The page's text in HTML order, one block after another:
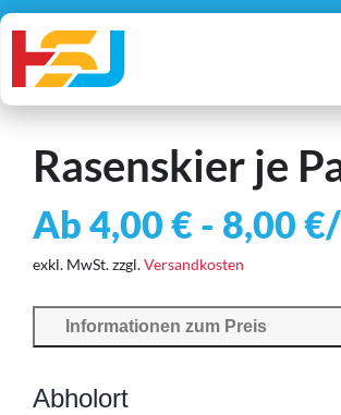
Zum
Inhalt
springen
Autos
Geräte
Account
Suche
Rasenskier je
Ab4,00€- 8,00€
exkl. MwSt.zzgl.Versandkosten
Informationen zum Preis
Abholort